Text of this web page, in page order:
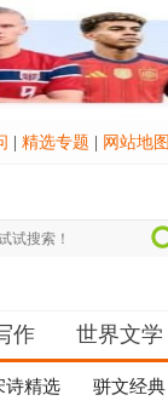
精选专题 网站地图
作 世界文学
诗精选
骈文经典